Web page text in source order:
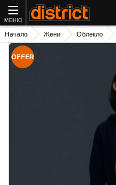
МЕНЮ
Начало Жени Облекло
OFFER